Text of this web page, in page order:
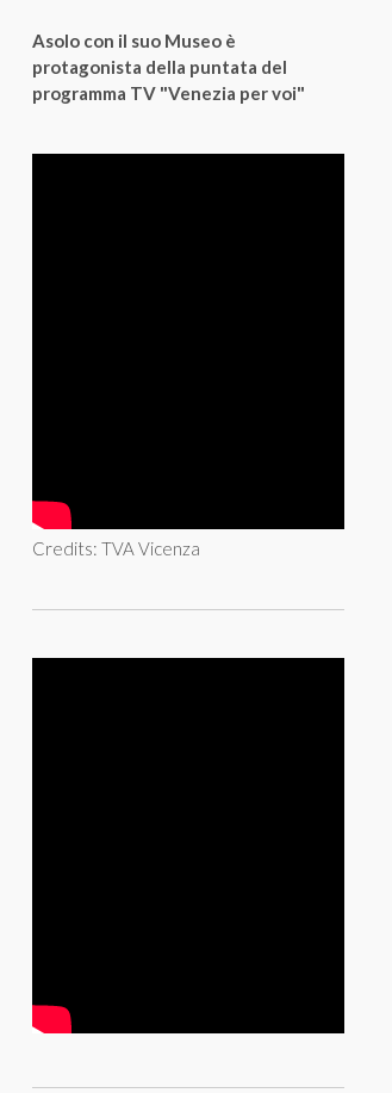
Asolo con il suo Museo è
protagonista della puntata del
programma TV "Venezia per voi"
Credits: TVA Vicenza